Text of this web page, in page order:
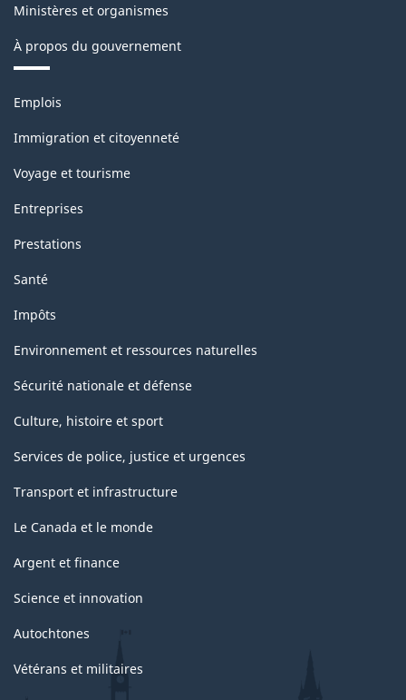
Ministères et organismes
À propos du gouvernement
Thèmes
sujets
Emplois
Immigration et citoyenneté
Voyage et tourisme
Entreprises
Prestations
Santé
Impôts
Environnement et ressources naturelles
Sécurité nationale et défense
Culture, histoire et sport
Services de police, justice et urgences
Transport et infrastructure
Le Canada et le monde
Argent et finance
Science et innovation
Autochtones
Vétérans et militaires